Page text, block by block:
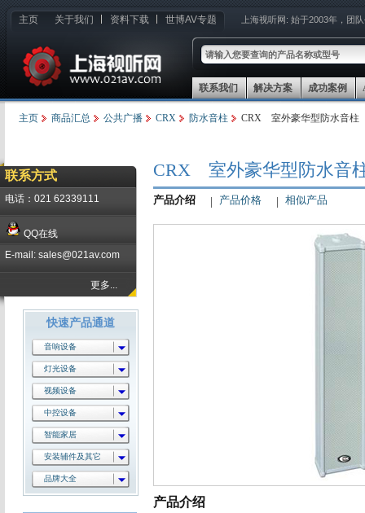
主页 关于我们 资料下载 世博AV专题 上海视听网: 始于2003年，团
联系我们 解决方案 成功案例
主页 商品汇总 公共广播 CRX 防水音柱 CRX 室外豪华型防水音柱
CRX 室外豪华型防水音
产品介绍 产品价格 相似产品
产品介绍
联系方式
电话：021 62339111
QQ在线
E-mail: sales@021av.com
更多...
快速产品通道
音响设备
灯光设备
视频设备
中控设备
智能家居
安装辅件及其它
品牌大全